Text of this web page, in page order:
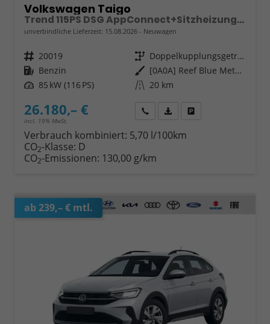
Volkswagen Taigo
Trend 115PS DSG AppConnect+Sitzheizung+PDC+Alu16+LED+DAB+FrontAssist
unverbindliche Lieferzeit: 15.08.2026 Neuwagen
Fahrzeugnr. 20019 Getriebe
Doppelkupplungsgetriebe (DSG)
Kraftstoff Benzin Außenfarbe
[0A0A] Reef Blue Metallic
Leistung 85 kW (116 PS) Kilometerstand 20 km
26.180,– €
incl. 19% MwSt.
Wir rufen Sie anFahrzeugexposé (PDF)
Verbrauch kombiniert: 5,70 l/100km
CO2-Klasse: D
CO2-Emissionen: 130,00 g/km
ab 239,– € mtl.